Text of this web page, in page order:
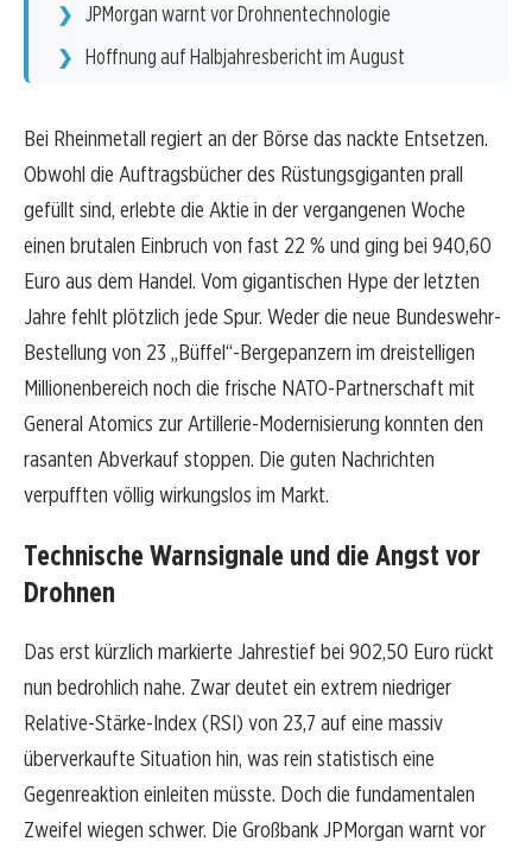
JPMorgan warnt vor Drohnentechnologie
Hoffnung auf Halbjahresbericht im August
Bei Rheinmetall regiert an der Börse das nackte Entsetzen.
Obwohl die Auftragsbücher des Rüstungsgiganten prall
gefüllt sind, erlebte die Aktie in der vergangenen Woche
einen brutalen Einbruch von fast 22 % und ging bei 940,60
Euro aus dem Handel. Vom gigantischen Hype der letzten
Jahre fehlt plötzlich jede Spur. Weder die neue Bundeswehr-
Bestellung von 23 „Büffel“-Bergepanzern im dreistelligen
Millionenbereich noch die frische NATO-Partnerschaft mit
General Atomics zur Artillerie-Modernisierung konnten den
rasanten Abverkauf stoppen. Die guten Nachrichten
verpufften völlig wirkungslos im Markt.
Technische Warnsignale und die Angst vor
Drohnen
Das erst kürzlich markierte Jahrestief bei 902,50 Euro rückt
nun bedrohlich nahe. Zwar deutet ein extrem niedriger
Relative-Stärke-Index (RSI) von 23,7 auf eine massiv
überverkaufte Situation hin, was rein statistisch eine
Gegenreaktion einleiten müsste. Doch die fundamentalen
Zweifel wiegen schwer. Die Großbank JPMorgan warnt vor